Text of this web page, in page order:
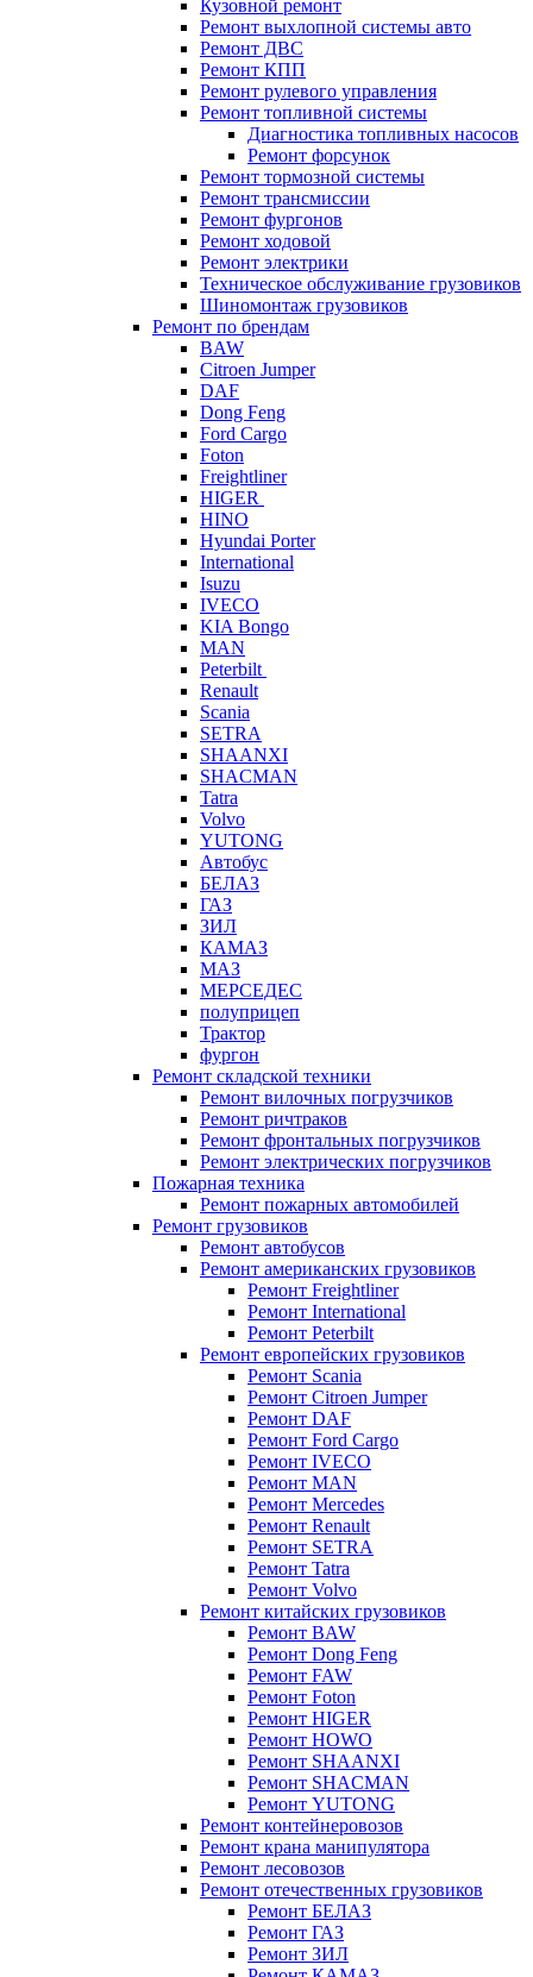
Кузовной ремонт
Ремонт выхлопной системы авто
Ремонт ДВС
Ремонт КПП
Ремонт рулевого управления
Ремонт топливной системы
Диагностика топливных насосов
Ремонт форсунок
Ремонт тормозной системы
Ремонт трансмиссии
Ремонт фургонов
Ремонт ходовой
Ремонт электрики
Техническое обслуживание грузовиков
Шиномонтаж грузовиков
Ремонт по брендам
BAW
Citroen Jumper
DAF
Dong Feng
Ford Cargo
Foton
Freightliner
HIGER
HINO
Hyundai Porter
International
Isuzu
IVECO
KIA Bongo
MAN
Peterbilt
Renault
Scania
SETRA
SHAANXI
SHACMAN
Tatra
Volvo
YUTONG
Автобус
БЕЛАЗ
ГАЗ
ЗИЛ
КАМАЗ
МАЗ
МЕРСЕДЕС
полуприцеп
Трактор
фургон
Ремонт складской техники
Ремонт вилочных погрузчиков
Ремонт ричтраков
Ремонт фронтальных погрузчиков
Ремонт электрических погрузчиков
Пожарная техника
Ремонт пожарных автомобилей
Ремонт грузовиков
Ремонт автобусов
Ремонт американских грузовиков
Ремонт Freightliner
Ремонт International
Ремонт Peterbilt
Ремонт европейских грузовиков
Ремонт Scania
Ремонт Citroen Jumper
Ремонт DAF
Ремонт Ford Cargo
Ремонт IVECO
Ремонт MAN
Ремонт Mercedes
Ремонт Renault
Ремонт SETRA
Ремонт Tatra
Ремонт Volvo
Ремонт китайских грузовиков
Ремонт BAW
Ремонт Dong Feng
Ремонт FAW
Ремонт Foton
Ремонт HIGER
Ремонт HOWO
Ремонт SHAANXI
Ремонт SHACMAN
Ремонт YUTONG
Ремонт контейнеровозов
Ремонт крана манипулятора
Ремонт лесовозов
Ремонт отечественных грузовиков
Ремонт БЕЛАЗ
Ремонт ГАЗ
Ремонт ЗИЛ